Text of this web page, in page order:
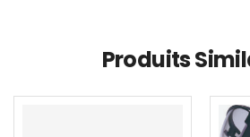
Produits